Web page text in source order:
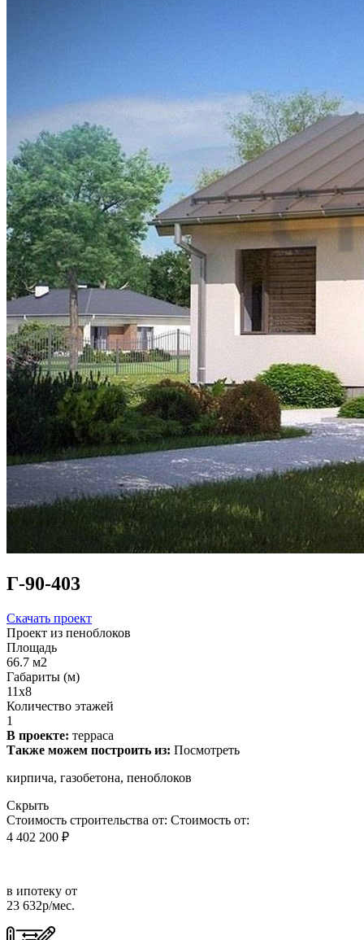
Г-90-403
Скачать проект
Проект из пеноблоков
Площадь
66.7 м2
Габариты (м)
11х8
Количество этажей
1
В проекте: терраса
Также можем построить из: Посмотреть
кирпича, газобетона, пеноблоков
Скрыть
Стоимость строительства от: Стоимость от:
4 402 200 ₽
в ипотеку от
23 632р/мес.